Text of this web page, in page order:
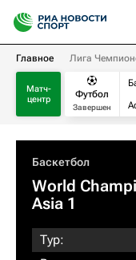
Главное Лига
Матч-
центр
Футбол
Завершен
Баскетбол
World
Asia 1
Тур: